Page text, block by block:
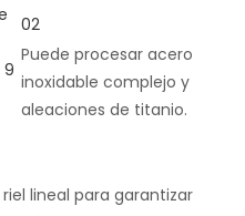
02
Puede procesar acero
inoxidable complejo y
aleaciones de titanio.
lineal para garantizar